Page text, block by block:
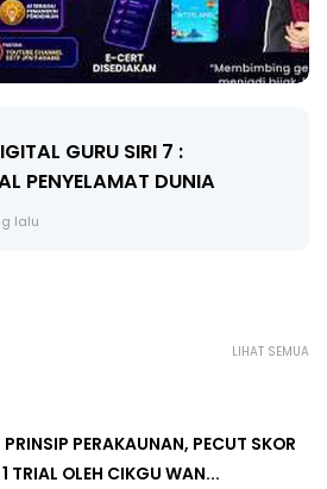
FFK (FESTIVAL LENSA
2026
lalu
LIHAT SEMUA
PERAKAUNAN, PECUT SKOR
TRIAL OLEH CIKGU WAN...